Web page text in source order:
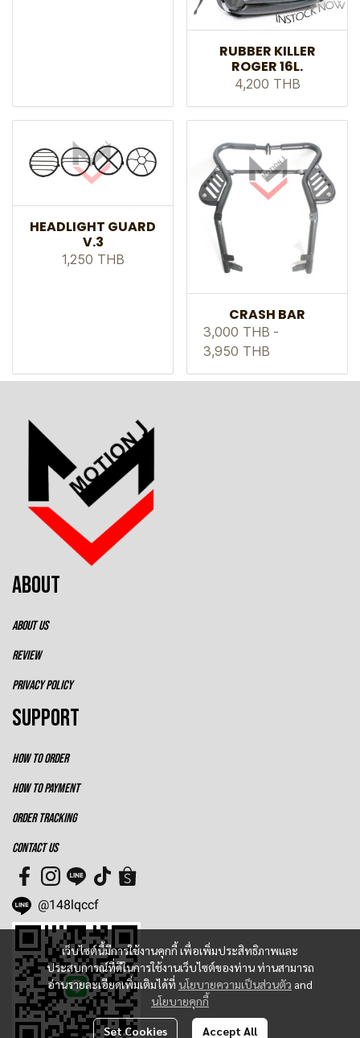
RUBBER KILLER
ROGER 16L.
4,200 THB
HEADLIGHT GUARD
V.3
1,250 THB
CRASH BAR
3,000 THB -
3,950 THB
เว็บไซต์นี้มีการใช้งานคุกกี้ เพื่อเพิ่มประสิทธิภาพและ
ประสบการณ์ที่ดีในการใช้งานเว็บไซต์ของท่าน ท่านสามารถ
อ่านรายละเอียดเพิ่มเติมได้ที่ นโยบายความเป็นส่วนตัว and
นโยบายคุกกี้
Set Cookies Accept All
ABOUT
ABOUT US
REVIEW
PRIVACY POLICY
SUPPORT
HOW TO ORDER
HOW TO PAYMENT
ORDER TRACKING
CONTACT US
@148lqccf